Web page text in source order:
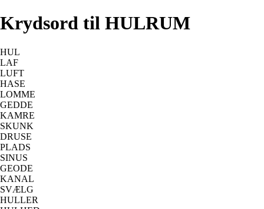
Krydsord til HULRUM
HUL
LAF
LUFT
HASE
LOMME
GEDDE
KAMRE
SKUNK
DRUSE
PLADS
SINUS
GEODE
KANAL
SVÆLG
HULLER